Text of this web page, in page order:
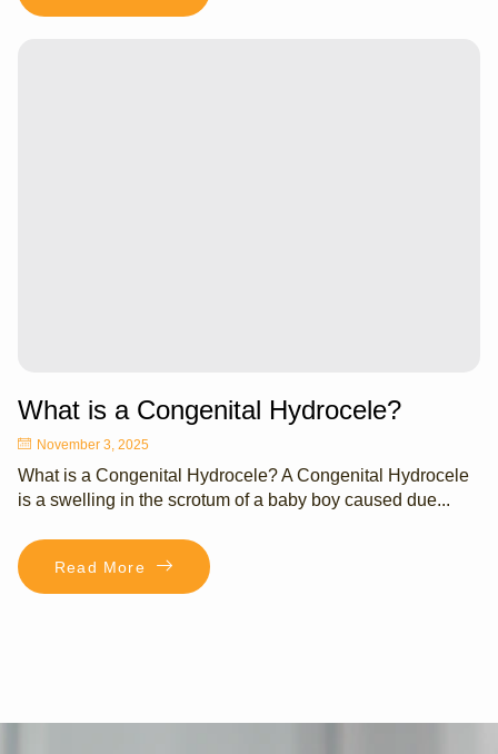
What is a Congenital Hydrocele?
November 3, 2025
What is a Congenital Hydrocele? A Congenital Hydrocele
is a swelling in the scrotum of a baby boy caused due...
Read More